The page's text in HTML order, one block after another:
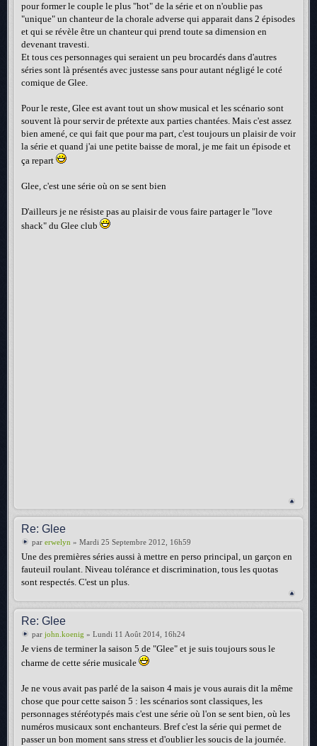
pour former le couple le plus "hot" de la série et on n'oublie pas
"unique" un chanteur de la chorale adverse qui apparait dans 2 épisodes
et qui se révèle être un chanteur qui prend toute sa dimension en
devenant travesti.
Et tous ces personnages qui seraient un peu brocardés dans d'autres
séries sont là présentés avec justesse sans pour autant négligé le coté
comique de Glee.
Pour le reste, Glee est avant tout un show musical et les scénario sont
souvent là pour servir de prétexte aux parties chantées. Mais c'est assez
bien amené, ce qui fait que pour ma part, c'est toujours un plaisir de voir
la série et quand j'ai une petite baisse de moral, je me fait un épisode et
ça repart
Glee, c'est une série où on se sent bien
D'ailleurs je ne résiste pas au plaisir de vous faire partager le "love
shack" du Glee club
Re: Glee
par erwelyn » Mardi 25 Septembre 2012, 16h59
Une des premières séries aussi à mettre en perso principal, un garçon en
fauteuil roulant. Niveau tolérance et discrimination, tous les quotas
sont respectés. C'est un plus.
Re: Glee
par john.koenig » Lundi 11 Août 2014, 16h24
Je viens de terminer la saison 5 de "Glee" et je suis toujours sous le
charme de cette série musicale
Je ne vous avait pas parlé de la saison 4 mais je vous aurais dit la même
chose que pour cette saison 5 : les scénarios sont classiques, les
personnages stéréotypés mais c'est une série où l'on se sent bien, où les
numéros musicaux sont enchanteurs. Bref c'est la série qui permet de
passer un bon moment sans stress et d'oublier les soucis de la journée.